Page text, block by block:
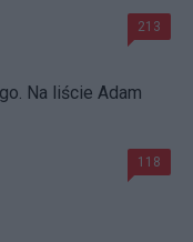
213
Na liście Adam
118